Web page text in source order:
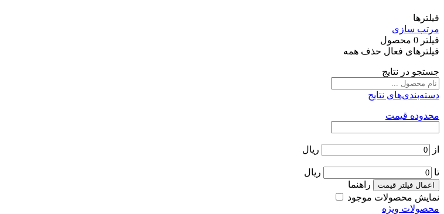
فیلترها
مرتب سازی
فیلتر 0 محصول
فیلترهای فعال حذف همه
جستجو در نتایج
دسته‌بندی‌های نتایج
محدوده قیمت
از ریال
تا ریال
اعمال فیلتر قیمت
راهنما
نمایش محصولات موجود
محصولات ویژه